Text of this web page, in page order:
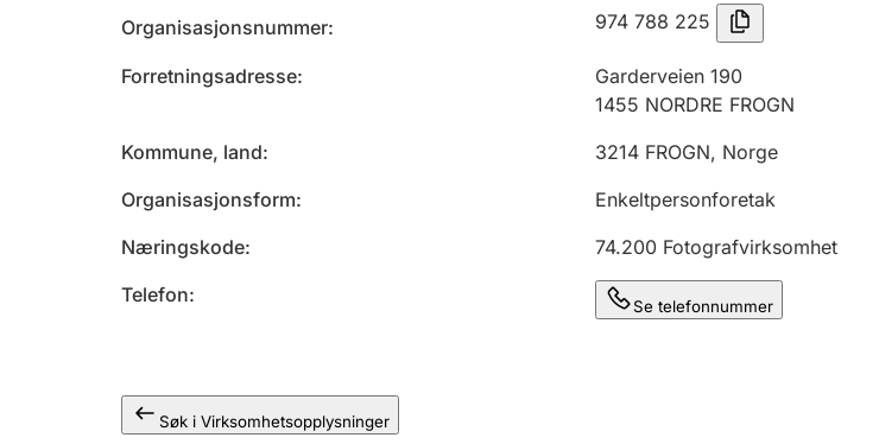
Organisasjonsnummer 974 788 225
Forretningsadresse
Garderveien 190
1455 NORDRE FROGN
Kommune, land
3214 FROGN, Norge
Organisasjonsform
Enkeltpersonforetak
Næringskode
74.200 Fotografvirksomhet
Telefon
Se telefonnummer
Søk i Virksomhetsopplysninger